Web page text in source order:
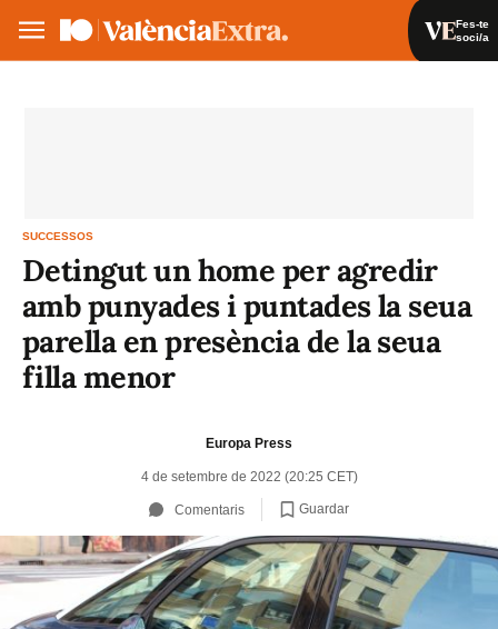
Fes-te
soci/a
SUCCESSOS
Detingut un home per agredir
amb punyades i puntades la seua
parella en presència de la seua
filla menor
Europa Press
4 de setembre de 2022 (20:25 CET)
Comentaris Guardar